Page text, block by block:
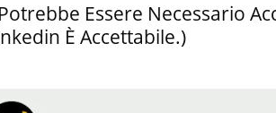
Essere Necessario
È Accettabile.)